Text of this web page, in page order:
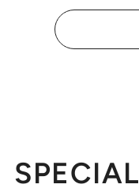
SPECIAL